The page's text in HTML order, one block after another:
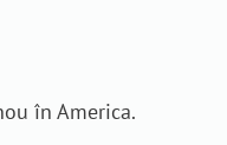
în America.